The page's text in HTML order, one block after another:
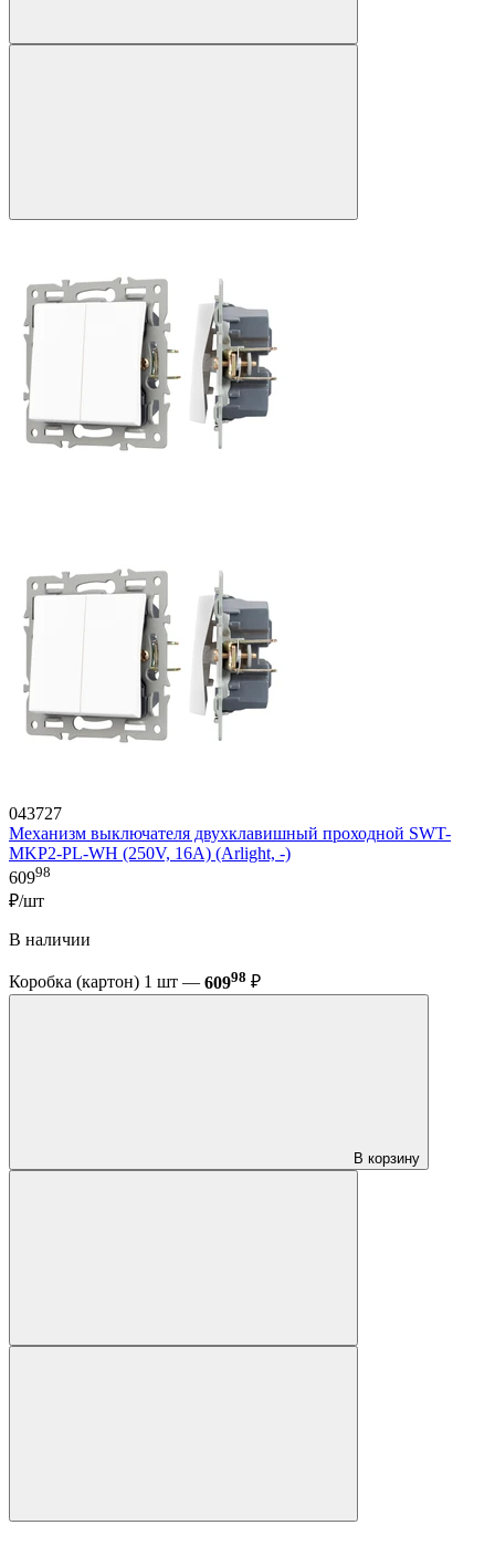
043727
Механизм выключателя двухклавишный проходной SWT-
MKP2-PL-WH (250V, 16A) (Arlight, -)
60998
₽/шт
В наличии
Коробка (картон) 1 шт — 60998 ₽
В корзину